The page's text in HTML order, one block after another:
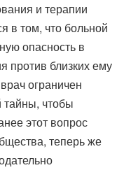
и терапии
в том, что больной
опасность в
против близких ему
ограничен
тайны, чтобы
этот вопрос
теперь же